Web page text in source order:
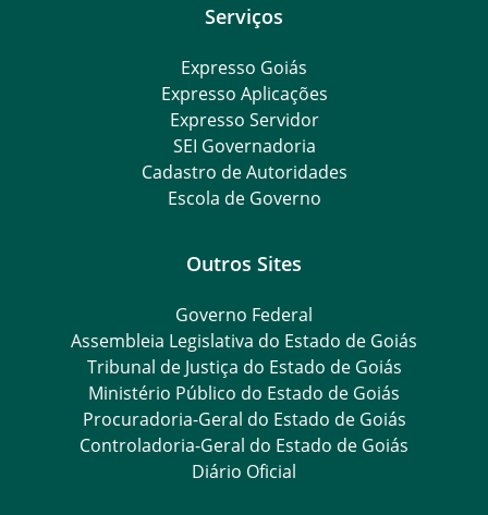
Serviços
Expresso Goiás
Expresso Aplicações
Expresso Servidor
SEI Governadoria
Cadastro de Autoridades
Escola de Governo
Outros Sites
Governo Federal
Assembleia Legislativa do Estado de Goiás
Tribunal de Justiça do Estado de Goiás
Ministério Público do Estado de Goiás
Procuradoria-Geral do Estado de Goiás
Controladoria-Geral do Estado de Goiás
Diário Oficial